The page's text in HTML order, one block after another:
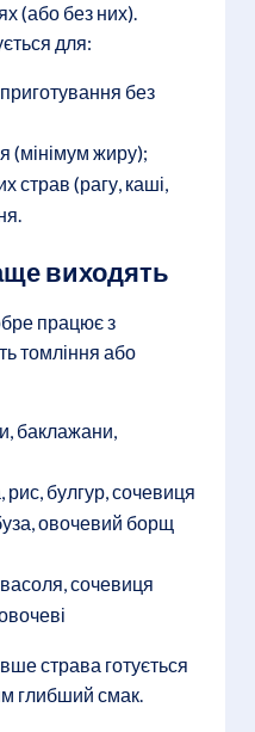
(або без них).
для:
без
(мінімум жиру);
страв (рагу, каші,
виходять
працює з
томління або
баклажани,
рис, булгур, сочевиця
овочевий борщ
сочевиця
страва готується
глибший смак.